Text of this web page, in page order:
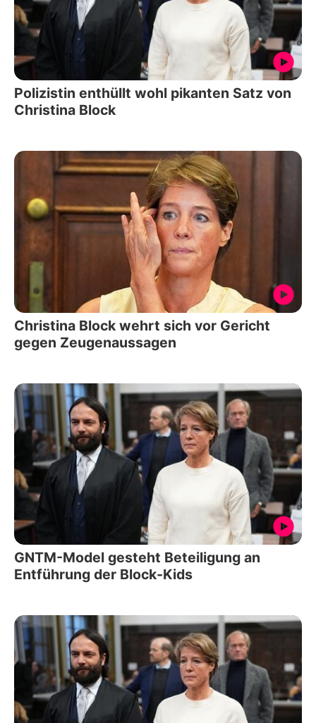
Polizistin enthüllt wohl pikanten Satz von
Christina Block
Christina Block wehrt sich vor Gericht
gegen Zeugenaussagen
GNTM-Model gesteht Beteiligung an
Entführung der Block-Kids